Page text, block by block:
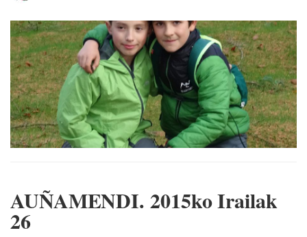
AUÑAMENDI. 2015ko Irailak
26